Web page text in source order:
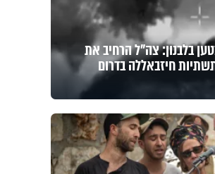
בלבנון: צה"ל הרחיב את
חיזבאללה בדרום